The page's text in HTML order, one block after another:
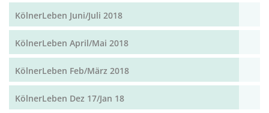
KölnerLeben Juni/Juli 2018
KölnerLeben April/Mai 2018
KölnerLeben Feb/März 2018
KölnerLeben Dez 17/Jan 18